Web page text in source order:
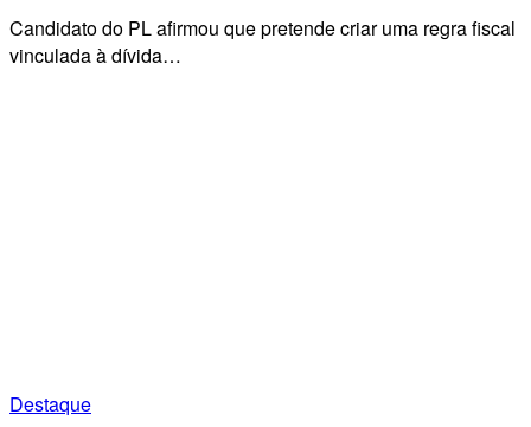
Candidato do PL afirmou que pretende criar uma regra fiscal
vinculada à dívida…
Destaque